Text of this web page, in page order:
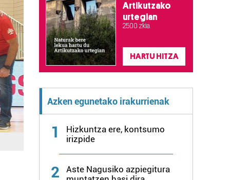
Artikutzako
urtegian
2.500 zkia.
HARTU HITZA
Azken egunetako irakurrienak
1
Hizkuntza ere, kontsumo
irizpide
2
Aste Nagusiko azpiegitura